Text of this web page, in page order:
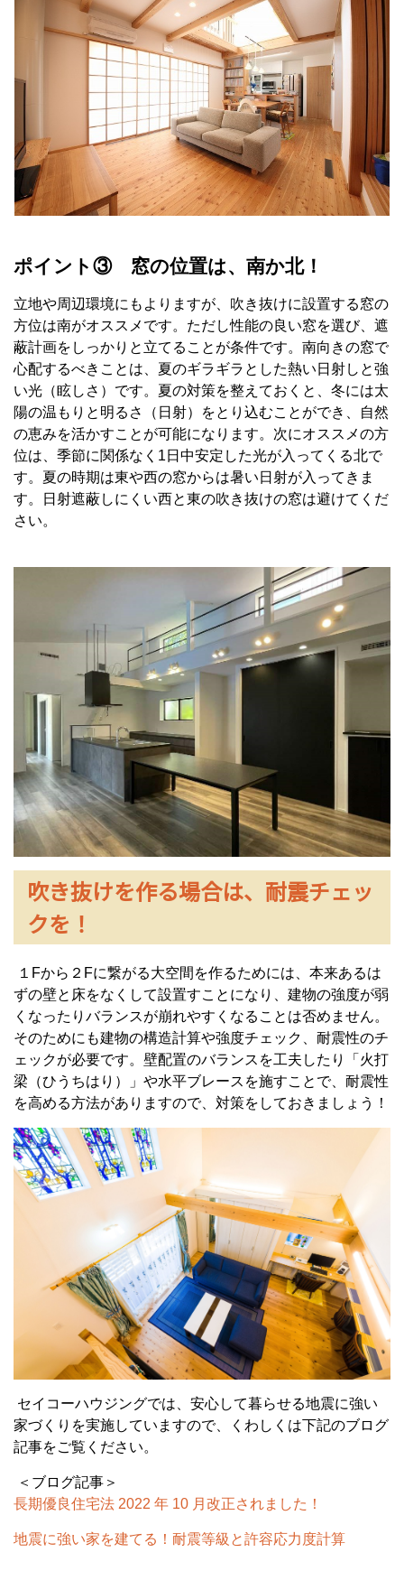
ポイント③ 窓の位置は、南か北！
立地や周辺環境にもよりますが、吹き抜けに設置する窓の
方位は南がオススメです。ただし性能の良い窓を選び、遮
蔽計画をしっかりと立てることが条件です。南向きの窓で
心配するべきことは、夏のギラギラとした熱い日射しと強
い光（眩しさ）です。夏の対策を整えておくと、冬には太
陽の温もりと明るさ（日射）をとり込むことができ、自然
の恵みを活かすことが可能になります。次にオススメの方
位は、季節に関係なく1日中安定した光が入ってくる北で
す。夏の時期は東や西の窓からは暑い日射が入ってきま
す。日射遮蔽しにくい西と東の吹き抜けの窓は避けてくだ
さい。
吹き抜けを作る場合は、耐震チェッ
クを！
１Fから２Fに繋がる大空間を作るためには、本来あるは
ずの壁と床をなくして設置すことになり、建物の強度が弱
くなったりバランスが崩れやすくなることは否めません。
そのためにも建物の構造計算や強度チェック、耐震性のチ
ェックが必要です。壁配置のバランスを工夫したり「火打
梁（ひうちはり）」や水平ブレースを施すことで、耐震性
を高める方法がありますので、対策をしておきましょう！
セイコーハウジングでは、安心して暮らせる地震に強い
家づくりを実施していますので、くわしくは下記のブログ
記事をご覧ください。
＜ブログ記事＞
長期優良住宅法 2022 年 10 月改正されました！
地震に強い家を建てる！耐震等級と許容応力度計算